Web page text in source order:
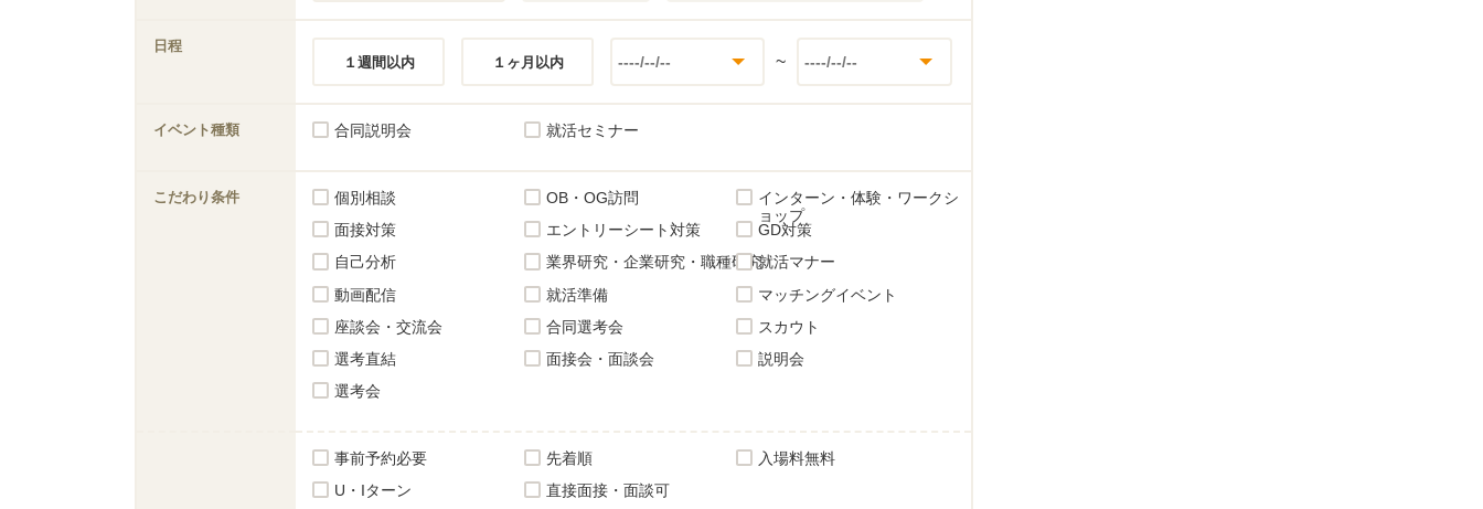
日程
１週間以内
１ヶ月以内 ~
イベント種類 合同説明会 就活セミナー
こだわり条件 個別相談 OB・OG訪問
インターン・体験・ワークシ
ョップ
面接対策
エントリーシート対策
GD対策
自己分析
業界研究・企業研究・職種研究就活マナー
動画配信
就活準備
マッチングイベント
座談会・交流会
合同選考会
スカウト
選考直結
面接会・面談会
説明会
選考会
事前予約必要 先着順
入場料無料
U・Iターン
直接面接・面談可